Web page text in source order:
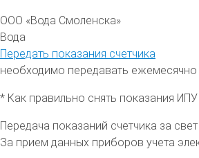
ООО «Вода Смоленска»
Вода
Передать показания счетчика
необходимо передавать ежемесячно
* Как правильно снять показания
Передача показаний счетчика за свет
За прием данных приборов учета